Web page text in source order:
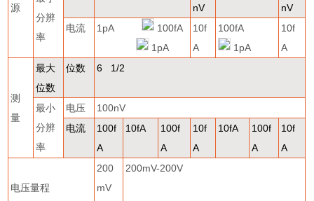
源
分辨
率
nV
nV
电流
1pA
100fA
1pA
10f
A
100fA
1pA
10f
A
测
量
最大
位数
位数 6 1/2
最小
分辨
率
电压
100nV
电流
100f
A
10fA
100f
A
10f
A
10fA
100f
A
10f
A
电压量程
200
mV
200mV-200V